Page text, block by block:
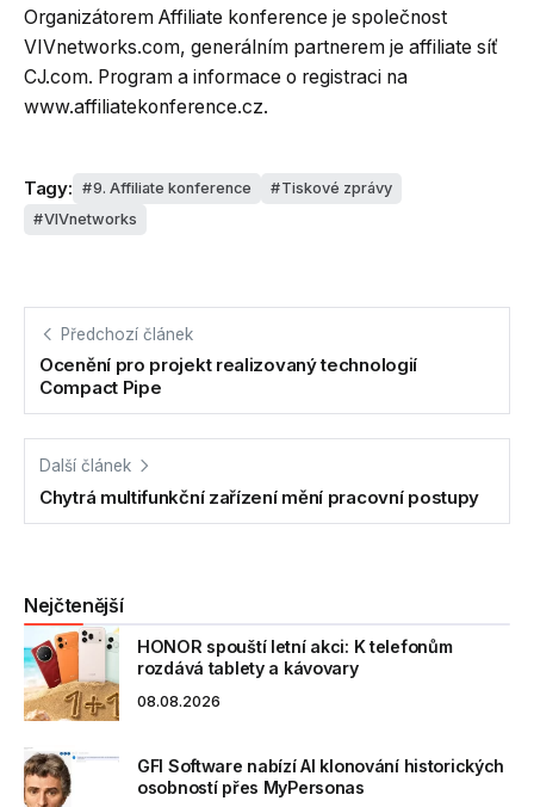
Organizátorem Affiliate konference je společnost
VIVnetworks.com, generálním partnerem je affiliate síť
CJ.com. Program a informace o registraci na
www.affiliatekonference.cz.
Tagy: 9. Affiliate konference
Tiskové zprávy
VIVnetworks
Předchozí článek
Ocenění pro projekt realizovaný technologií
Compact Pipe
Další článek
Chytrá multifunkční zařízení mění pracovní postupy
Nejčtenější
HONOR spouští letní akci: K telefonům
rozdává tablety a kávovary
08.08.2026
GFI Software nabízí AI klonování historických
osobností přes MyPersonas